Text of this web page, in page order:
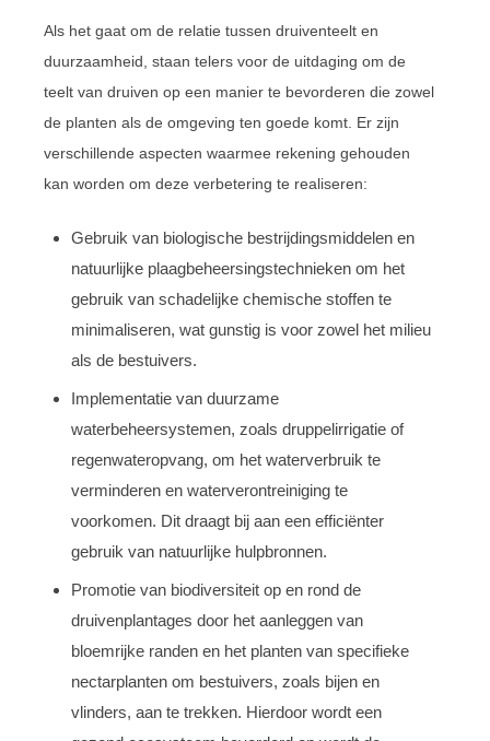
Als het gaat om de relatie tussen druiventeelt en
duurzaamheid, staan telers voor de uitdaging om de
teelt van druiven op een manier te bevorderen die zowel
de planten als de omgeving ten goede komt. Er zijn
verschillende aspecten waarmee rekening gehouden
kan worden om deze verbetering te realiseren:
Gebruik van biologische bestrijdingsmiddelen en
natuurlijke plaagbeheersingstechnieken om het
gebruik van schadelijke chemische stoffen te
minimaliseren, wat gunstig is voor zowel het milieu
als de bestuivers.
Implementatie van duurzame
waterbeheersystemen, zoals druppelirrigatie of
regenwateropvang, om het waterverbruik te
verminderen en waterverontreiniging te
voorkomen. Dit draagt bij aan een efficiënter
gebruik van natuurlijke hulpbronnen.
Promotie van biodiversiteit op en rond de
druivenplantages door het aanleggen van
bloemrijke randen en het planten van specifieke
nectarplanten om bestuivers, zoals bijen en
vlinders, aan te trekken. Hierdoor wordt een